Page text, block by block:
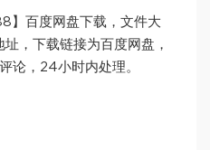
】百度网盘下载，文件大
，下载链接为百度网盘，
论，24小时内处理。